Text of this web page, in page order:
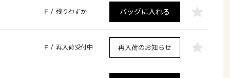
F / 残りわずか バッグに入れる
F / 再入荷受付中 再入荷のお知らせ